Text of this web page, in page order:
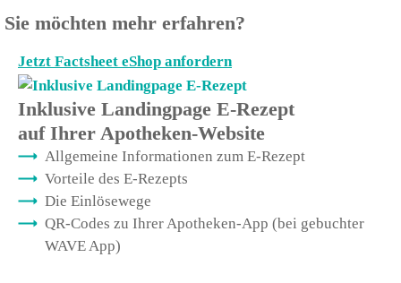
Sie möchten mehr erfahren?
Jetzt Factsheet eShop anfordern
Inklusive Landingpage E-Rezept
auf Ihrer Apotheken-Website
Allgemeine Informationen zum E-Rezept
Vorteile des E-Rezepts
Die Einlösewege
QR-Codes zu Ihrer Apotheken-App (bei gebuchter
WAVE App)